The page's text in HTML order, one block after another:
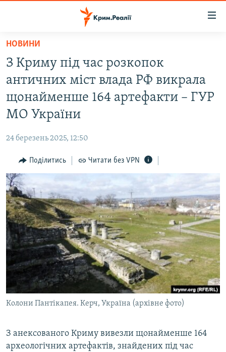
Перейти
основного
матеріалу
до
основної
Перейти
пошуку
ВОДА.КРИМ
ВІДЕО ТА ФОТО
ПОЛІТИКА
ПОГЛЯД
ІНТЕРВ'Ю
ВСЕ ЗА ДЕНЬ
СПЕЦПРОЕКТИ
ДЕПОРТАЦІЯ
ВІДЕОУРОКИ «ELIFBE»
СВІДЧЕННЯ ОКУПАЦІЇ
УКРАЇНСЬКА ПРОБЛЕМА КРИМУ
ІНФОГРАФІКА
ЯК ОБІЙТИ БЛОКУВАННЯ
Русский
Qırımtatar
ДОЛУЧАЙСЯ!
Усі сайти RFE/RL
НОВИНИ
З Криму під час розкопок
античних міст влада РФ викрала
щонайменше 164 артефакти – ГУР
МО України
24 березень 2025, 12:50
Поділитись Читати без VPN
Колони Пантікапея. Керч, Україна (архівне фото)
З анексованого Криму вивезли щонайменше 164
археологічних артефактів, знайдених під час